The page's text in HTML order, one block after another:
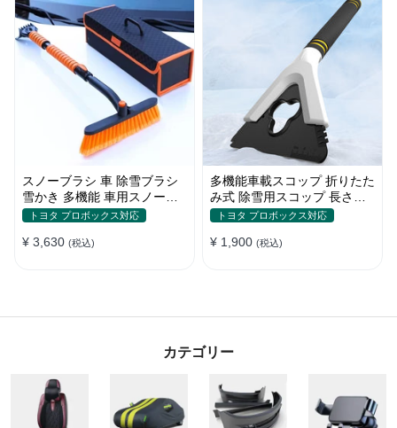
スノーブラシ 車 除雪ブラシ
雪かき 多機能 車用スノーブ
ラシ アイススクレーパー 伸
車用 霜取り 雪対策
トヨタ プロボックス対応
¥ 3,630 (税込)
多機能車載スコップ 折りたた
み式 除雪用スコップ 長さ調
節可能 除雪 雪かきシャベル
車用 軽量 使い勝手良い
トヨタ プロボックス対応
¥ 1,900 (税込)
カテゴリー